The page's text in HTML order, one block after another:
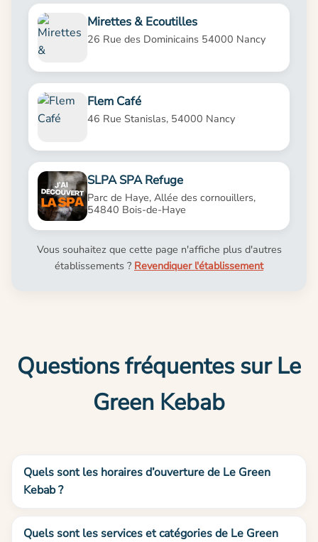
Mirettes & Ecoutilles
26 Rue des Dominicains 54000 Nancy
Flem Café
46 Rue Stanislas, 54000 Nancy
SLPA SPA Refuge
Parc de Haye, Allée des cornouillers,
54840 Bois-de-Haye
Vous souhaitez que cette page n'affiche plus d'autres
établissements ? Revendiquer l'établissement
Questions fréquentes sur Le
Green Kebab
Quels sont les horaires d’ouverture de Le Green
Kebab ?
Quels sont les services et catégories de Le Green